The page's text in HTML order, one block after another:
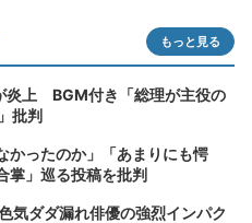
もっと見る
炎上 BGM付き「総理が主役の
批判
かったのか」「あまりにも愕
」巡る投稿を批判
気ダダ漏れ俳優の強烈インパク